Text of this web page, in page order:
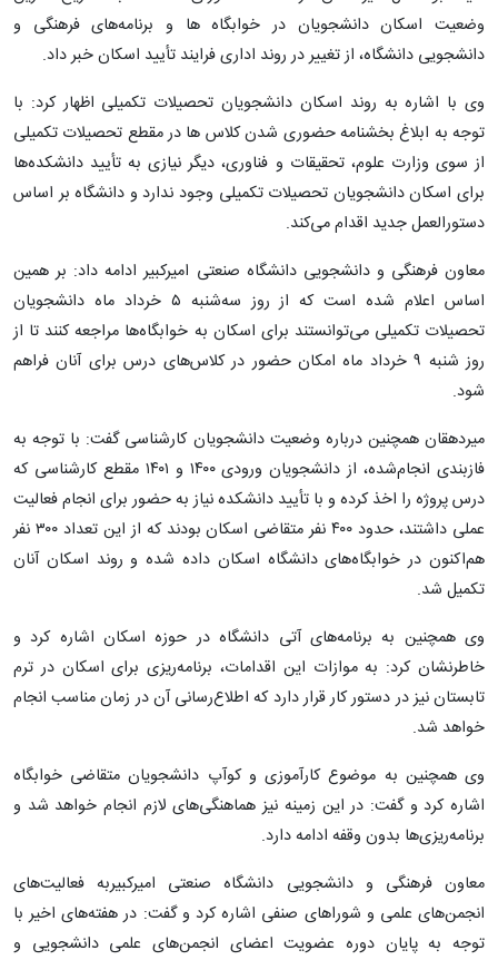
وضعیت اسکان دانشجویان در خوابگاه ها و برنامه‌های فرهنگی و
دانشجویی دانشگاه، از تغییر در روند اداری فرایند تأیید اسکان خبر داد.
وی با اشاره به روند اسکان دانشجویان تحصیلات تکمیلی اظهار کرد: با
توجه به ابلاغ بخشنامه حضوری شدن کلاس ها در مقطع تحصیلات تکمیلی
از سوی وزارت علوم، تحقیقات و فناوری، دیگر نیازی به تأیید دانشکده‌ها
برای اسکان دانشجویان تحصیلات تکمیلی وجود ندارد و دانشگاه بر اساس
دستورالعمل جدید اقدام می‌کند.
معاون فرهنگی و دانشجویی دانشگاه صنعتی امیرکبیر ادامه داد: بر همین
اساس اعلام شده است که از روز سه‌شنبه ۵ خرداد ماه دانشجویان
تحصیلات تکمیلی می‌توانستند برای اسکان به خوابگاه‌ها مراجعه کنند تا از
روز شنبه ۹ خرداد ماه امکان حضور در کلاس‌های درس برای آنان فراهم
شود.
میردهقان همچنین درباره وضعیت دانشجویان کارشناسی گفت: با توجه به
فازبندی انجام‌شده، از دانشجویان ورودی ۱۴۰۰ و ۱۴۰۱ مقطع کارشناسی که
درس پروژه را اخذ کرده و با تأیید دانشکده نیاز به حضور برای انجام فعالیت
عملی داشتند، حدود ۴۰۰ نفر متقاضی اسکان بودند که از این تعداد ۳۰۰ نفر
هم‌اکنون در خوابگاه‌های دانشگاه اسکان داده شده‌ و روند اسکان آنان
تکمیل شد.
وی همچنین به برنامه‌های آتی دانشگاه در حوزه اسکان اشاره کرد و
خاطرنشان کرد: به موازات این اقدامات، برنامه‌ریزی برای اسکان در ترم
تابستان نیز در دستور کار قرار دارد که اطلاع‌رسانی آن در زمان مناسب انجام
خواهد شد.
وی همچنین به موضوع کارآموزی و کوآپ دانشجویان متقاضی خوابگاه
اشاره کرد و گفت: در این زمینه نیز هماهنگی‌های لازم انجام خواهد شد و
برنامه‌ریزی‌ها بدون وقفه ادامه دارد.
معاون فرهنگی و دانشجویی دانشگاه صنعتی امیرکبیربه فعالیت‌های
انجمن‌های علمی و شوراهای صنفی اشاره کرد و گفت: در هفته‌های اخیر با
توجه به پایان دوره عضویت اعضای انجمن‌های علمی دانشجویی و